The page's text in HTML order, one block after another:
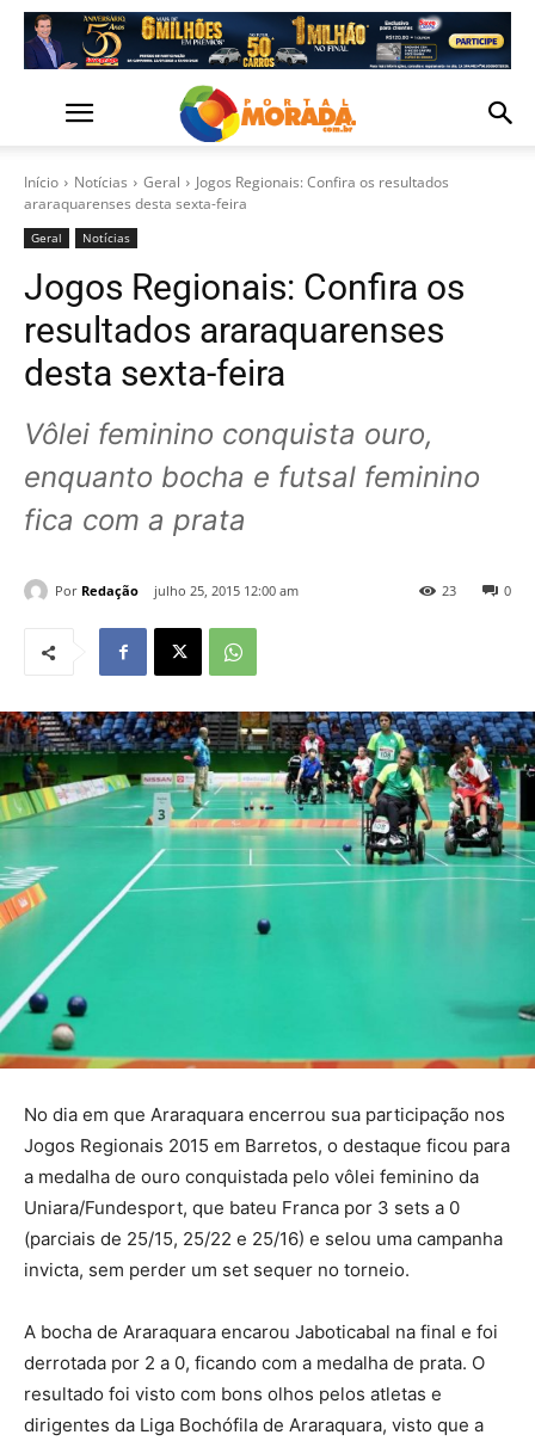
Início Notícias Geral
Jogos Regionais: Confira os resultados
araraquarenses desta sexta-feira
Geral Notícias
Jogos Regionais: Confira os
resultados araraquarenses
desta sexta-feira
Vôlei feminino conquista ouro,
enquanto bocha e futsal feminino
fica com a prata
Por Redação julho 25, 2015 12:00 am 0
23
No dia em que Araraquara encerrou sua participação nos
Jogos Regionais 2015 em Barretos, o destaque ficou para
a medalha de ouro conquistada pelo vôlei feminino da
Uniara/Fundesport, que bateu Franca por 3 sets a 0
(parciais de 25/15, 25/22 e 25/16) e selou uma campanha
invicta, sem perder um set sequer no torneio.
A bocha de Araraquara encarou Jaboticabal na final e foi
derrotada por 2 a 0, ficando com a medalha de prata. O
resultado foi visto com bons olhos pelos atletas e
dirigentes da Liga Bochófila de Araraquara, visto que a